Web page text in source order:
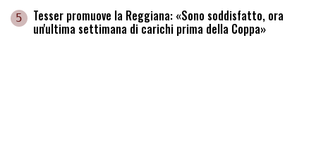
5 Tesser promuove la Reggiana: «Sono soddisfatto, ora
un'ultima settimana di carichi prima della Coppa»